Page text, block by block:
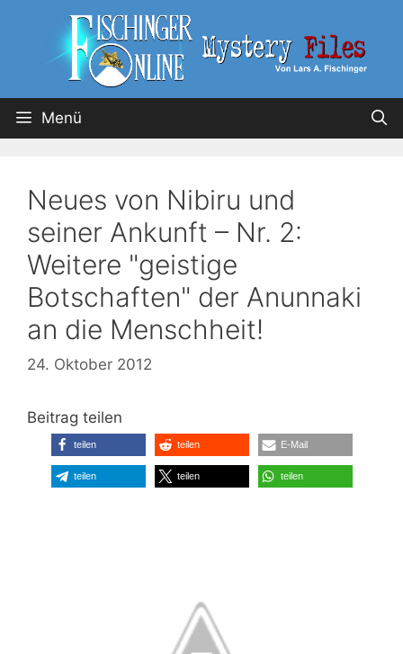
Menü
Neues von Nibiru und
seiner Ankunft – Nr. 2:
Weitere "geistige
Botschaften" der Anunnaki
an die Menschheit!
24. Oktober 2012
Beitrag teilen
teilen teilen E-Mail
teilen teilen teilen